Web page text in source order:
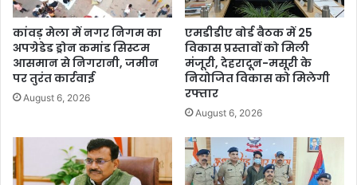
कांवड़ मेला में नगर निगम का
अपग्रेडेड ड्रोन कमांड सिस्टम
आसमान से निगरानी, जमीन
पर तुरंत कार्रवाई
August 6, 2026
एमडीडीए बोर्ड बैठक में 25
विकास प्रस्तावों को मिली
मंजूरी, देहरादून-मसूरी के
नियोजित विकास को मिलेगी
रफ्तार
August 6, 2026